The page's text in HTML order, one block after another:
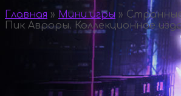
Главная » Мини игры »
Пик Авроры. Коллекционное